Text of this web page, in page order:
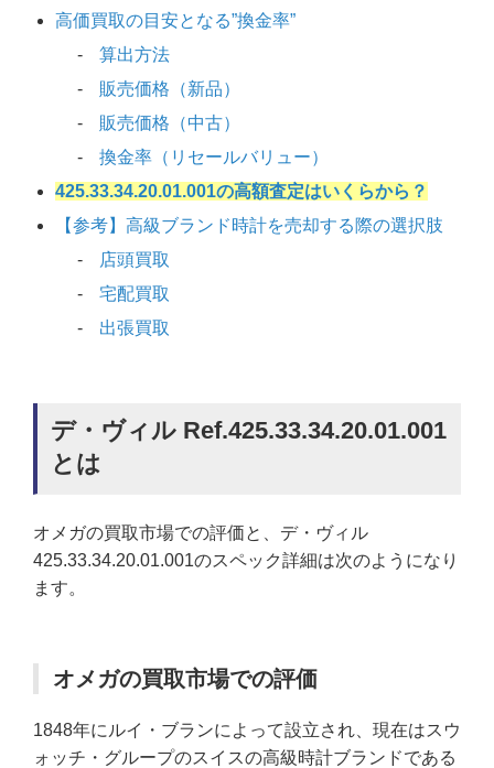
高価買取の目安となる”換金率”
算出方法
販売価格（新品）
販売価格（中古）
換金率（リセールバリュー）
425.33.34.20.01.001の高額査定はいくらから？
【参考】高級ブランド時計を売却する際の選択肢
店頭買取
宅配買取
出張買取
デ・ヴィル Ref.425.33.34.20.01.001
とは
オメガの買取市場での評価と、デ・ヴィル
425.33.34.20.01.001のスペック詳細は次のようになり
ます。
オメガの買取市場での評価
1848年にルイ・ブランによって設立され、現在はスウ
ォッチ・グループのスイスの高級時計ブランドである